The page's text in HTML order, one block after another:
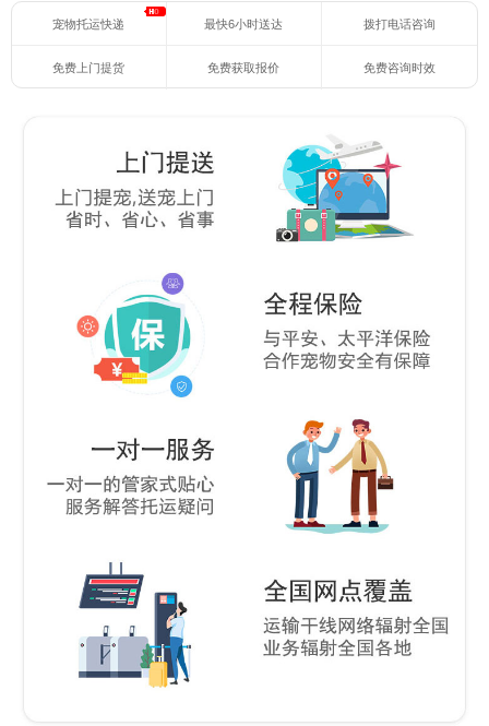
宠物托运快递 最快6小时送达 拨打电话咨询
免费上门提货 免费获取报价 免费咨询时效